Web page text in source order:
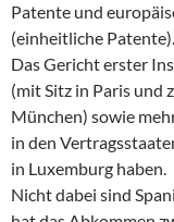
Patente und
(einheitliche Patente).
Das Gericht erster
(mit Sitz in Paris und
München) sowie
in den
in Luxemburg haben.
Nicht dabei sind